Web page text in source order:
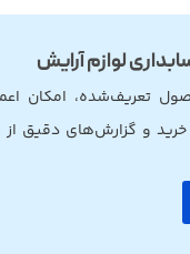
لوازم آرایش
۴۱٬۰۰۰ محصول تعریف‌شده، امکان
خرید و گزارش‌های دقیق